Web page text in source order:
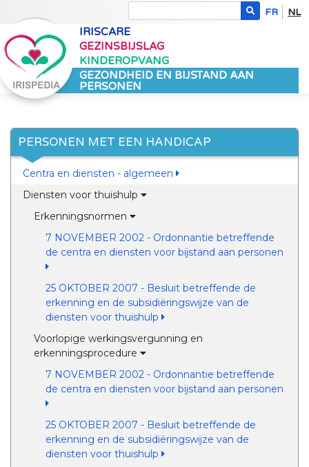
FR NL
IRISCARE
GEZINSBIJSLAG
KINDEROPVANG
GEZONDHEID EN BIJSTAND AAN
PERSONEN
PERSONEN MET EEN HANDICAP
Centra en diensten - algemeen
Diensten voor thuishulp
Erkenningsnormen
7 NOVEMBER 2002 - Ordonnantie betreffende
de centra en diensten voor bijstand aan personen
25 OKTOBER 2007 - Besluit betreffende de
erkenning en de subsidiëringswijze van de
diensten voor thuishulp
Voorlopige werkingsvergunning en
erkenningsprocedure
7 NOVEMBER 2002 - Ordonnantie betreffende
de centra en diensten voor bijstand aan personen
25 OKTOBER 2007 - Besluit betreffende de
erkenning en de subsidiëringswijze van de
diensten voor thuishulp